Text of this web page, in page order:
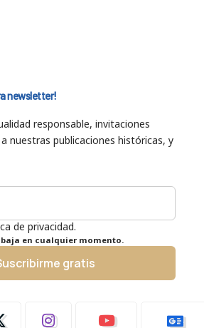
newsletter!
responsable, invitaciones
nuestras publicaciones históricas, y
de privacidad.
en cualquier momento.
gratis